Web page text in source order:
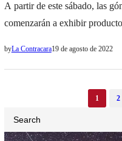
A partir de este sábado, las
comenzarán a exhibir
sobre la reglamentación de la
byLa Contracara19 de agosto de 2022
1 2